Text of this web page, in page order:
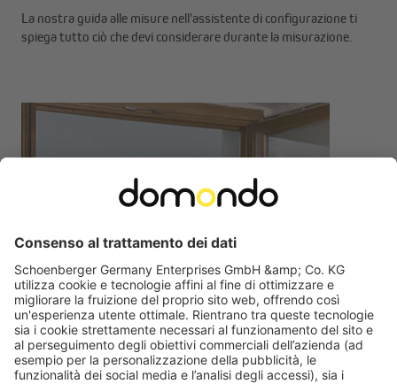
La nostra guida alle misure nell'assistente di configurazione ti
spiega tutto ciò che devi considerare durante la misurazione.